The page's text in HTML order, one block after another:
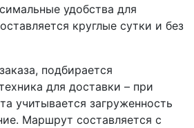
удобства для
круглые сутки и без
подбирается
для доставки – при
учитывается загруженность
Маршрут составляется с